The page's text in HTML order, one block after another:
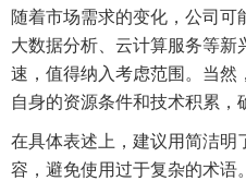
随着市场需求的变化，公司
大数据分析、云计算服务等新
速，值得纳入考虑范围。当然
自身的资源条件和技术积累，
在具体表述上，建议用简洁明
容，避免使用过于复杂的术语